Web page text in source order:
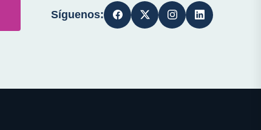
Síguenos: